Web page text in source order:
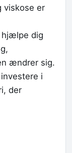
viskose er
dig
ændrer sig.
i
der